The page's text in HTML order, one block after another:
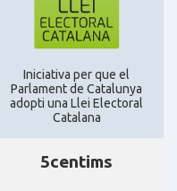
al Regne Unit i
Iniciativa per que el
Parlament de Catalunya
adopti una Llei Electoral
Catalana
5centims